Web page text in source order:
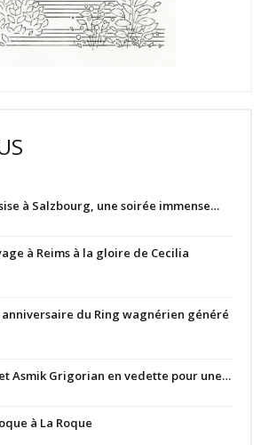
à Salzbourg, une soirée immense…
à Reims à la gloire de Cecilia
anniversaire du Ring wagnérien généré
Asmik Grigorian en vedette pour une…
à La Roque